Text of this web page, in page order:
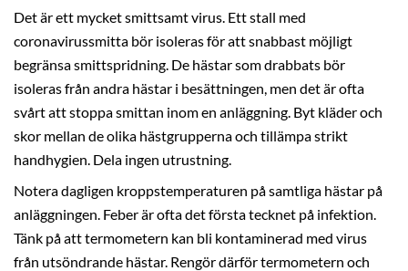
Det är ett mycket smittsamt virus. Ett stall med
coronavirussmitta bör isoleras för att snabbast möjligt
begränsa smittspridning. De hästar som drabbats bör
isoleras från andra hästar i besättningen, men det är ofta
svårt att stoppa smittan inom en anläggning. Byt kläder och
skor mellan de olika hästgrupperna och tillämpa strikt
handhygien. Dela ingen utrustning.
Notera dagligen kroppstemperaturen på samtliga hästar på
anläggningen. Feber är ofta det första tecknet på infektion.
Tänk på att termometern kan bli kontaminerad med virus
från utsöndrande hästar. Rengör därför termometern och